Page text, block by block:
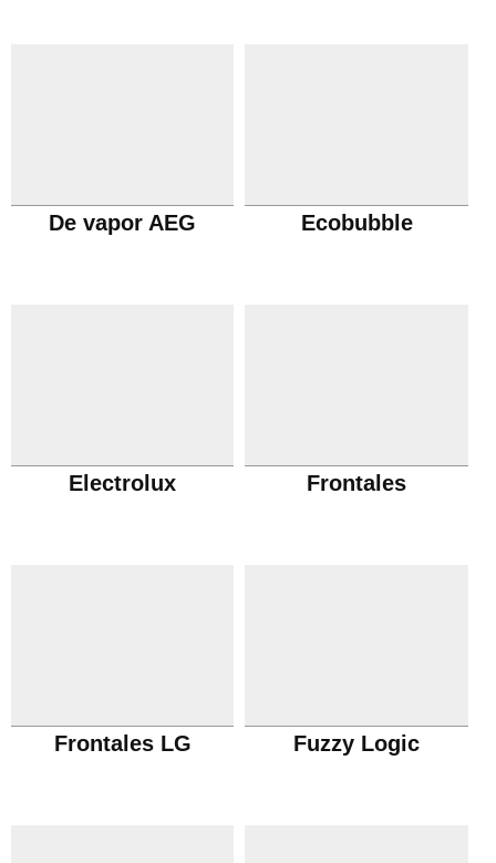
De vapor AEG Ecobubble
Electrolux Frontales
Frontales LG Fuzzy Logic